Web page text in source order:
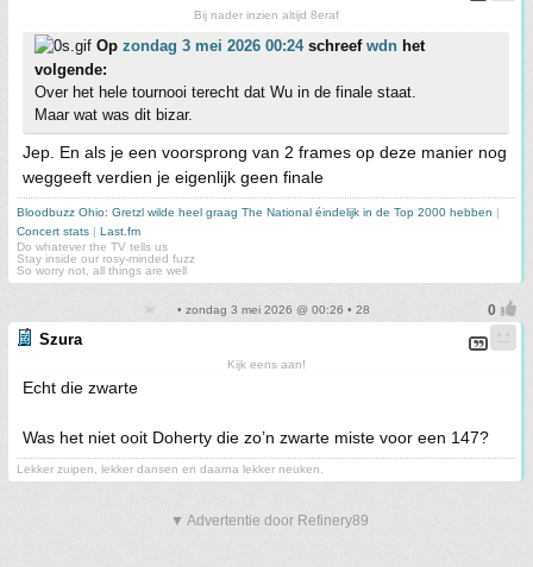
Bij nader inzien altijd 8eraf
Op zondag 3 mei 2026 00:24schreef wdn het
volgende:
Over het hele tournooi terecht dat Wu in de finale staat.
Maar wat was dit bizar.
Jep. En als je een voorsprong van 2 frames op deze manier nog
weggeeft verdien je eigenlijk geen finale
Bloodbuzz Ohio: Gretzl wilde heel graag The National éindelijk in de Top 2000 hebben |
Concert stats | Last.fm
Do whatever the TV tells us
Stay inside our rosy-minded fuzz
So worry not, all things are well
• zondag 3 mei 2026 @ 00:26 • 28
Szura
Kijk eens aan!
Echt die zwarte
Was het niet ooit Doherty die zo’n zwarte miste voor een 147?
Lekker zuipen, lekker dansen en daarna lekker neuken.
▼ Advertentie door Refinery89